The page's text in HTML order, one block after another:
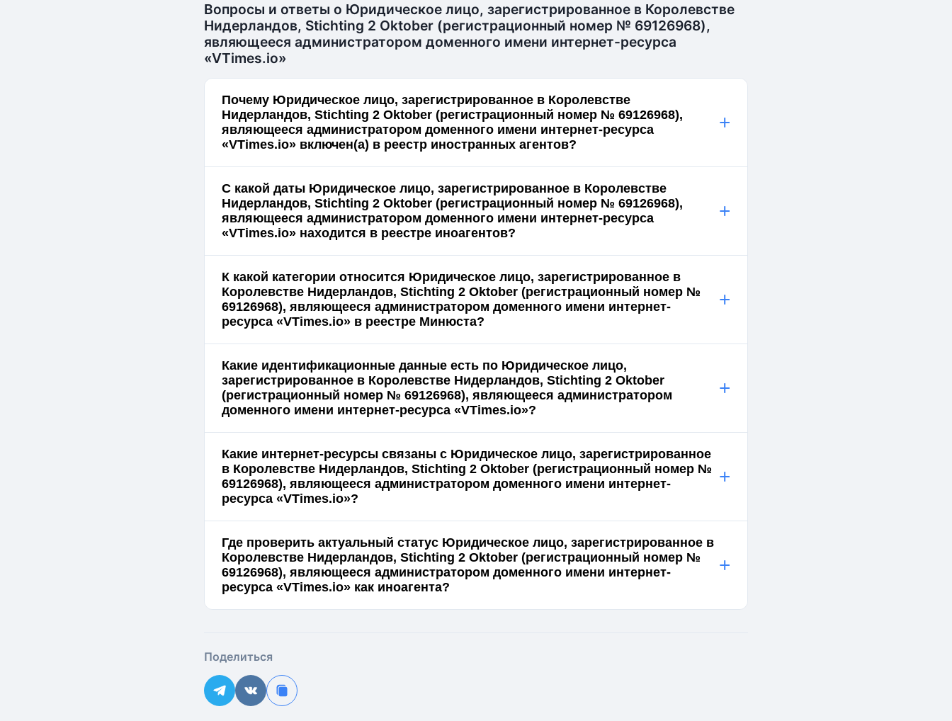
Вопросы и ответы о Юридическое лицо, зарегистрированное в Королевстве
Нидерландов, Stichting 2 Oktober (регистрационный номер № 69126968),
являющееся администратором доменного имени интернет-ресурса
«VTimes.io»
Почему Юридическое лицо, зарегистрированное в Королевстве
Нидерландов, Stichting 2 Oktober (регистрационный номер № 69126968),
являющееся администратором доменного имени интернет-ресурса
«VTimes.io» включен(а) в реестр иностранных агентов?
+
С какой даты Юридическое лицо, зарегистрированное в Королевстве
Нидерландов, Stichting 2 Oktober (регистрационный номер № 69126968),
являющееся администратором доменного имени интернет-ресурса
«VTimes.io» находится в реестре иноагентов?
+
К какой категории относится Юридическое лицо, зарегистрированное в
Королевстве Нидерландов, Stichting 2 Oktober (регистрационный номер №
69126968), являющееся администратором доменного имени интернет-
ресурса «VTimes.io» в реестре Минюста?
+
Какие идентификационные данные есть по Юридическое лицо,
зарегистрированное в Королевстве Нидерландов, Stichting 2 Oktober
(регистрационный номер № 69126968), являющееся администратором
доменного имени интернет-ресурса «VTimes.io»?
+
Какие интернет-ресурсы связаны с Юридическое лицо, зарегистрированное
в Королевстве Нидерландов, Stichting 2 Oktober (регистрационный номер №
69126968), являющееся администратором доменного имени интернет-
ресурса «VTimes.io»?
+
Где проверить актуальный статус Юридическое лицо, зарегистрированное в
Королевстве Нидерландов, Stichting 2 Oktober (регистрационный номер №
69126968), являющееся администратором доменного имени интернет-
ресурса «VTimes.io» как иноагента?
+
Поделиться